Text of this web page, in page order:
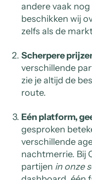
andere vaak
beschikken wij
zelfs als de
Scherpere
verschillende
zie je altijd de
route.
Eén platform,
gesproken
verschillende
nachtmerrie. Bij
partijen in onze